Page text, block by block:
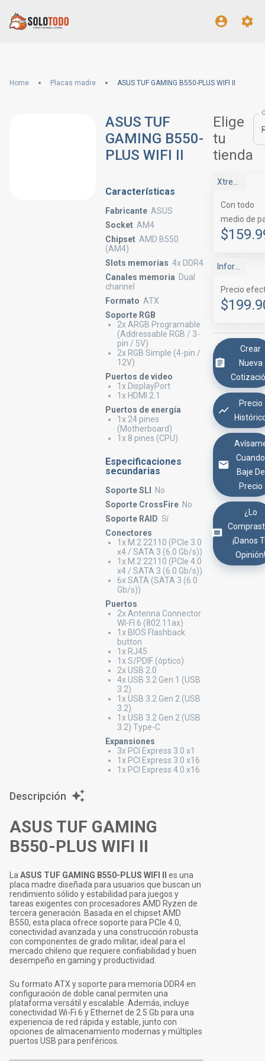
Home Placas madre ASUS TUF GAMING B550-PLUS WIFI II
ASUS TUF
GAMING B550-
PLUS WIFI II
Características
Fabricante ASUS
Socket AM4
Chipset AMD B550
(AM4)
Slots memorias 4x DDR4
Canales memoria Dual
channel
Formato ATX
Soporte RGB
2x ARGB Programable
(Addressable RGB / 3-
pin / 5V)
2x RGB Simple (4-pin /
12V)
Puertos de video
1x DisplayPort
1x HDMI 2.1
Puertos de energía
1x 24 pines
(Motherboard)
1x 8 pines (CPU)
Especificaciones
secundarias
Soporte SLI
No
Soporte CrossFire No
Soporte RAID Sí
Conectores
1x M.2 22110 (PCIe 3.0
x4 / SATA 3 (6.0 Gb/s))
1x M.2 22110 (PCIe 4.0
x4 / SATA 3 (6.0 Gb/s))
6x SATA (SATA 3 (6.0
Gb/s))
Puertos
2x Antenna Connector
WI-FI 6 (802.11ax)
1x BIOS Flashback
button
1x RJ45
1x S/PDIF (óptico)
2x USB 2.0
4x USB 3.2 Gen 1 (USB
3.2)
1x USB 3.2 Gen 2 (USB
3.2)
1x USB 3.2 Gen 2 (USB
3.2) Type-C
Expansiones
3x PCI Express 3.0 x1
1x PCI Express 3.0 x16
1x PCI Express 4.0 x16
Elige
tu
tienda
Xtreme Components
Con todo
medio de
Precio
Crear
Nueva
Precio
Cuando
Baje De
Precio
¿Lo
¡Danos
Descripción
ASUS TUF GAMING
B550-PLUS WIFI II
La ASUS TUF GAMING B550-PLUS WIFI II
es una
placa madre diseñada para usuarios que buscan un
rendimiento sólido y estabilidad para juegos y
tareas exigentes con procesadores AMD Ryzen de
tercera generación. Basada en el chipset AMD
B550, esta placa ofrece soporte para PCIe 4.0,
conectividad avanzada y una construcción robusta
con componentes de grado militar, ideal para el
mercado chileno que requiere confiabilidad y buen
desempeño en gaming y productividad.
Su formato ATX y soporte para memoria DDR4 en
configuración de doble canal permiten una
plataforma versátil y escalable. Además, incluye
conectividad Wi-Fi 6 y Ethernet de 2.5 Gb para una
experiencia de red rápida y estable, junto con
opciones de almacenamiento modernas y múltiples
puertos USB para periféricos.